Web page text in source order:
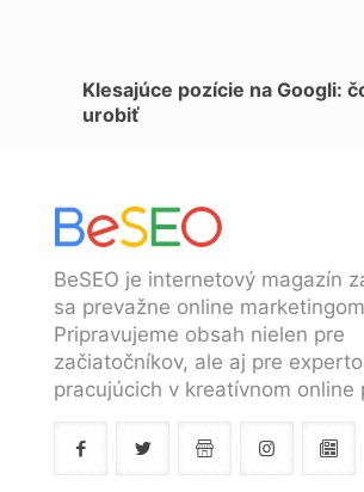
Klesajúce pozície na Googli:
urobiť
BeSEO je internetový magazín
sa prevažne online
Pripravujeme obsah nielen pre
začiatočníkov, ale aj pre
pracujúcich v kreatívnom online